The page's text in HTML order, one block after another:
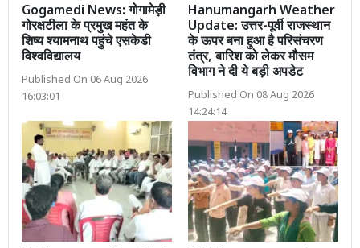
Gogamedi News: गोगामेड़ी
गोरक्षटीला के प्रमुख महंत के
शिष्य श्यामनाथ पहुंचे एसकेडी
विश्वविद्यालय
Published On 06 Aug 2026
16:03:01
Hanumangarh Weather
Update: उत्तर-पूर्वी राजस्थान
के ऊपर बना हुआ है परिसंचरण
तंत्र, बारिश को लेकर मौसम
विभाग ने दी ये बड़ी अपडेट
Published On 08 Aug 2026
14:24:14